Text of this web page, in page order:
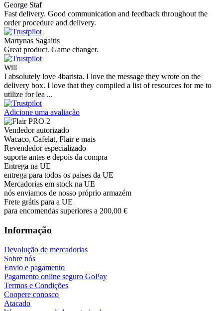
George Staf
Fast delivery. Good communication and feedback throughout the
order procedure and delivery.
Martynas Sagaitis
Great product. Game changer.
Will
I absolutely love 4barista. I love the message they wrote on the
delivery box. I love that they compiled a list of resources for me to
utilize for lea ...
Adicione uma avaliação
Vendedor autorizado
Wacaco, Cafelat, Flair e mais
Revendedor especializado
suporte antes e depois da compra
Entrega na UE
entrega para todos os países da UE
Mercadorias em stock na UE
nós enviamos de nosso próprio armazém
Frete grátis para a UE
para encomendas superiores a 200,00 €
Informação
Devolução de mercadorias
Sobre nós
Envio e pagamento
Pagamento online seguro GoPay
Termos e Condições
Coopere conosco
Atacado